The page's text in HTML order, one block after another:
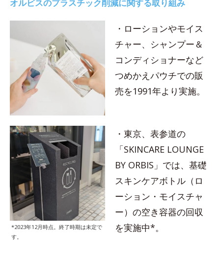
オルビスのプラスチック削減に関する取り組み
・ローションやモイス
チャー、シャンプー＆
コンディショナーなど
つめかえパウチでの販
売を1991年より実施。
*2023年12月時点。終了時期は未定で
す。
・東京、表参道の
「SKINCARE LOUNGE
BY ORBIS」では、基礎
スキンケアボトル（ロ
ーション・モイスチャ
ー）の空き容器の回収
を実施中*。